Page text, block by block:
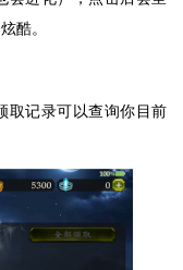
酷。
取记录可以查询你目前